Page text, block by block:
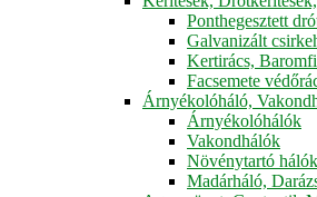
Ponthegesztett
Galvanizált
Kertirács,
Facsemete
Árnyékolóháló,
Árnyékolóhálók
Vakondhálók
Növénytartó
Madárháló,